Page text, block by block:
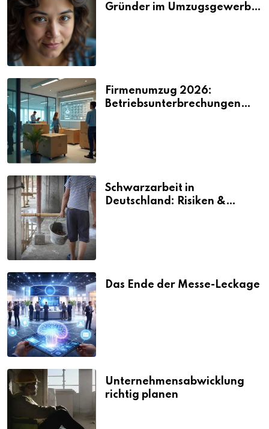
Gründer im Umzugsgewerbe
Firmenumzug 2026:
Betriebsunterbrechungen
Schwarzarbeit in
Deutschland: Risiken &
Das Ende der Messe-Leckage
Unternehmensabwicklung
richtig planen